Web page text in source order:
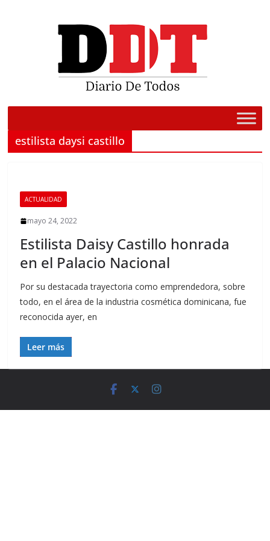
estilista daysi castillo
ACTUALIDAD
mayo 24, 2022
Estilista Daisy Castillo honrada
en el Palacio Nacional
Por su destacada trayectoria como emprendedora, sobre
todo, en el área de la industria cosmética dominicana, fue
reconocida ayer, en
Leer más